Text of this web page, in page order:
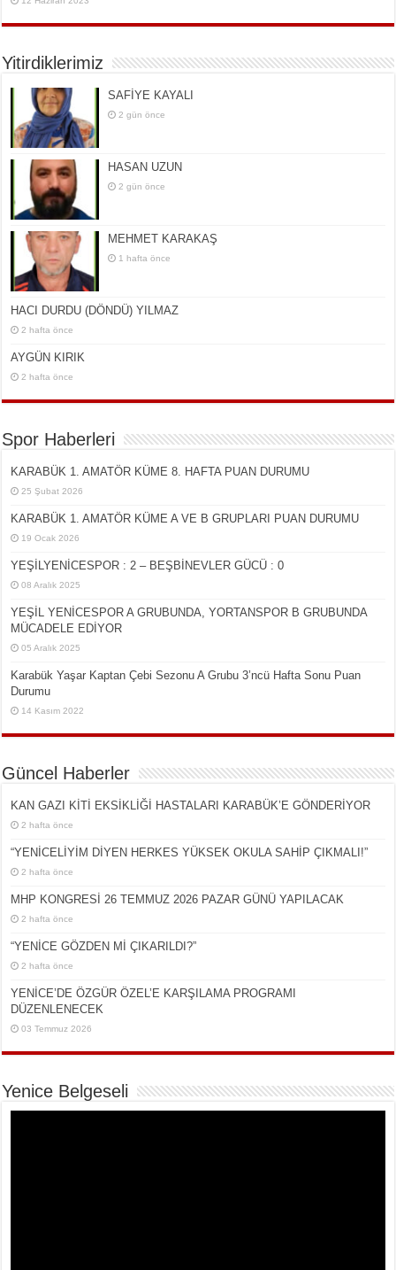
Yitirdiklerimiz
SAFİYE KAYALI
2 gün önce
HASAN UZUN
2 gün önce
MEHMET KARAKAŞ
1 hafta önce
HACI DURDU (DÖNDÜ) YILMAZ
2 hafta önce
AYGÜN KIRIK
2 hafta önce
Spor Haberleri
KARABÜK 1. AMATÖR KÜME 8. HAFTA PUAN DURUMU
25 Şubat 2026
KARABÜK 1. AMATÖR KÜME A VE B GRUPLARI PUAN DURUMU
19 Ocak 2026
YEŞİLYENİCESPOR : 2 – BEŞBİNEVLER GÜCÜ : 0
08 Aralık 2025
YEŞİL YENİCESPOR A GRUBUNDA, YORTANSPOR B GRUBUNDA
MÜCADELE EDİYOR
05 Aralık 2025
Karabük Yaşar Kaptan Çebi Sezonu A Grubu 3’ncü Hafta Sonu Puan
Durumu
14 Kasım 2022
Güncel Haberler
KAN GAZI KİTİ EKSİKLİĞİ HASTALARI KARABÜK’E GÖNDERİYOR
2 hafta önce
“YENİCELİYİM DİYEN HERKES YÜKSEK OKULA SAHİP ÇIKMALI!”
2 hafta önce
MHP KONGRESİ 26 TEMMUZ 2026 PAZAR GÜNÜ YAPILACAK
2 hafta önce
“YENİCE GÖZDEN Mİ ÇIKARILDI?”
2 hafta önce
YENİCE’DE ÖZGÜR ÖZEL’E KARŞILAMA PROGRAMI
DÜZENLENECEK
03 Temmuz 2026
Yenice Belgeseli